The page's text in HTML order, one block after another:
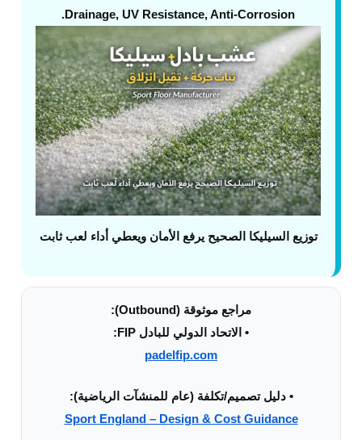
Drainage, UV Resistance, Anti-Corrosion.
توزيع السيليكا الصحيح يرفع الأمان ويعطي أداء لعب ثابت
مراجع موثوقة (Outbound):
• الاتحاد الدولي للبادل FIP:
padelfip.com
• دليل تصميم/تكلفة (عام للمنشآت الرياضية):
Sport England – Design & Cost Guidance